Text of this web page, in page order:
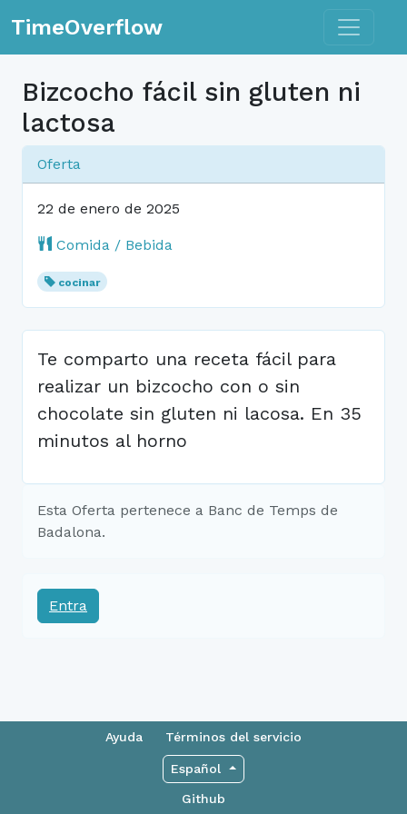
TimeOverflow Toggle
Bizcocho fácil sin gluten ni
lactosa
Oferta
22 de enero de 2025
Comida / Bebida
cocinar
Te comparto una receta fácil para
realizar un bizcocho con o sin
chocolate sin gluten ni lacosa. En 35
minutos al horno
Esta Oferta pertenece a Banc de Temps de
Badalona.
Entra
Ayuda Términos del servicio
Español
Github